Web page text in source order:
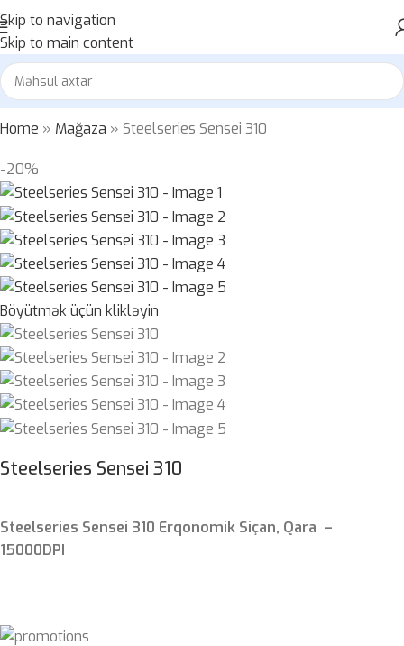
Skip to navigation
Skip to main content
Home » Mağaza » Steelseries Sensei 310
-20%
Böyütmək üçün klikləyin
Steelseries Sensei 310
Steelseries Sensei 310 Erqonomik Siçan, Qara –
15000DPI